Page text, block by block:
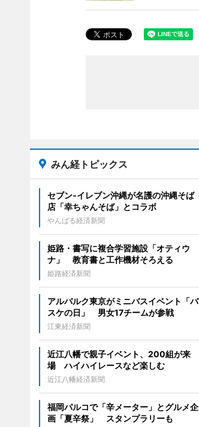
みん経トピックス
セブン‐イレブン沖縄が名護の沖縄そば
店「幸ちゃんそば」とコラボ
やんばる経済新聞
姫路・書写に複合学習施設「オティウ
ナ」 教育書と工作機材そろえる
姫路経済新聞
アルバルク東京がミニバスイベント「バ
スケの日」 男女17チームが参戦
江東経済新聞
近江八幡で親子イベント、200組が来
場 ハイハイレースなど楽しむ
近江八幡経済新聞
福岡パルコで「辛メーター」とグルメ企
画「夏辛祭」 スタンプラリーも